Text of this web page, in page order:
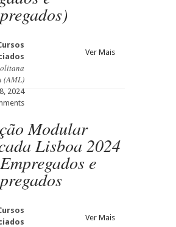
(AML)
2024
Ver Mais
Modular
Lisboa 2024
e
Ver Mais